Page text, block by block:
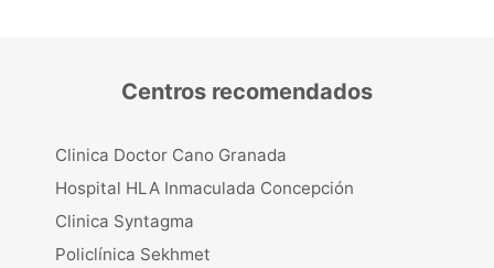
Centros recomendados
Clinica Doctor Cano Granada
Hospital HLA Inmaculada Concepción
Clinica Syntagma
Policlínica Sekhmet